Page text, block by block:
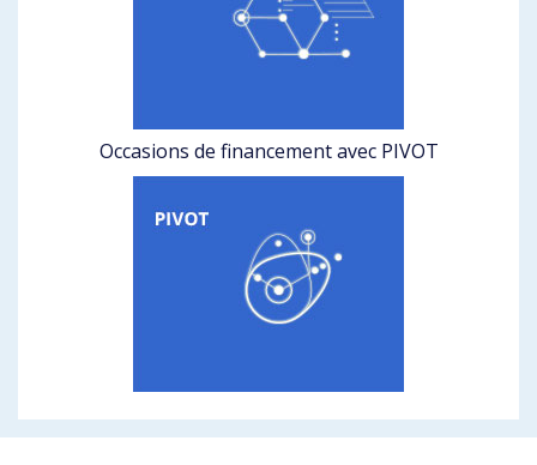
Occasions de financement avec PIVOT